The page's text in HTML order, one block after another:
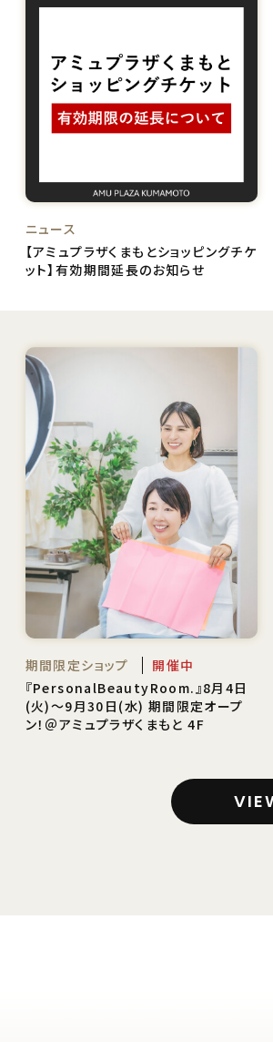
ニュース
【アミュプラザくまもとショッピングチケ
ット】有効期間延長のお知らせ
期間限定ショップ
開催中
『PersonalBeautyRoom.』8月4日
(火)〜9月30日(水) 期間限定オープ
ン！＠アミュプラザくまもと 4F